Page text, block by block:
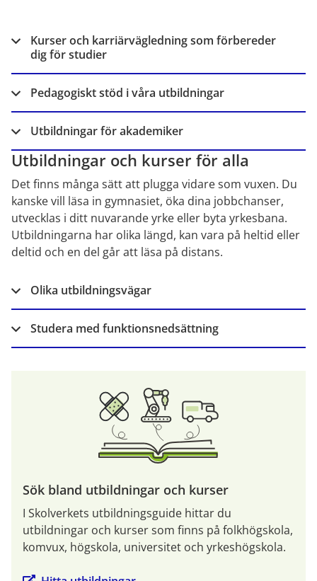
Kurser och karriärvägledning som förbereder
dig för studier
Pedagogiskt stöd i våra utbildningar
Utbildningar för akademiker
Utbildningar och kurser för alla
Det finns många sätt att plugga vidare som vuxen. Du
kanske vill läsa in gymnasiet, öka dina jobbchanser,
utvecklas i ditt nuvarande yrke eller byta yrkesbana.
Utbildningarna har olika längd, kan vara på heltid eller
deltid och en del går att läsa på distans.
Olika utbildningsvägar
Studera med funktionsnedsättning
Sök bland utbildningar och kurser
I Skolverkets utbildningsguide hittar du
utbildningar och kurser som finns på folkhögskola,
komvux, högskola, universitet och yrkeshögskola.